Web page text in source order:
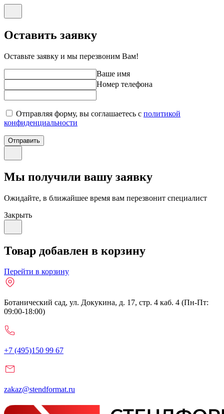
Оставить заявку
Оставьте заявку и мы перезвоним Вам!
Ваше имя
Номер телефона
Отправляя форму, вы соглашаетесь с политикой
конфиденциальности
Отправить
Мы получили вашу заявку
Ожидайте, в ближайшее время вам перезвонит специалист
Закрыть
Товар добавлен в корзину
Перейти в корзину
Ботанический сад, ул. Докукина, д. 17, стр. 4 каб. 4 (Пн-Пт:
09:00-18:00)
+7 (495)150 99 67
zakaz@stendformat.ru